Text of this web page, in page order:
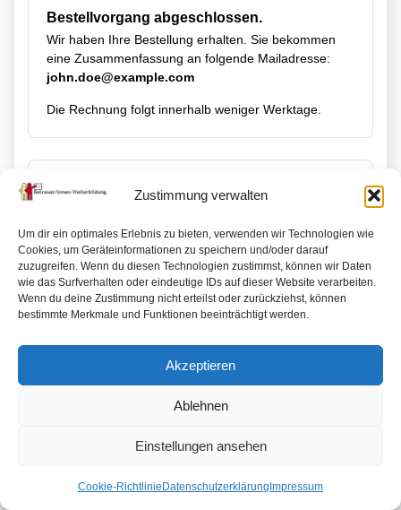
Zustimmung verwalten
Um dir ein optimales Erlebnis zu bieten, verwenden wir Technologien wie
Cookies, um Geräteinformationen zu speichern und/oder darauf
zuzugreifen. Wenn du diesen Technologien zustimmst, können wir Daten
wie das Surfverhalten oder eindeutige IDs auf dieser Website verarbeiten.
Wenn du deine Zustimmung nicht erteilst oder zurückziehst, können
bestimmte Merkmale und Funktionen beeinträchtigt werden.
Akzeptieren
Ablehnen
Einstellungen ansehen
Cookie-Richtlinie Datenschutzerklärung Impressum
Bestellvorgang abgeschlossen.
Wir haben Ihre Bestellung erhalten. Sie bekommen
eine Zusammenfassung an folgende Mailadresse:
john.doe@example.com
Die Rechnung folgt innerhalb weniger Werktage.
Order not found. You cannot access this page
Kontakt
Cookie-Richtlinie (EU)